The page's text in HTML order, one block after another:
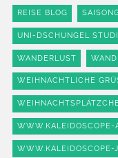
REISE BLOG
UNI-DSCHUNGEL
WANDERLUST
WEIHNACHTLICHE
WWW.KALEIDOSCOPE-
WWW.KALEIDOSCOPE-